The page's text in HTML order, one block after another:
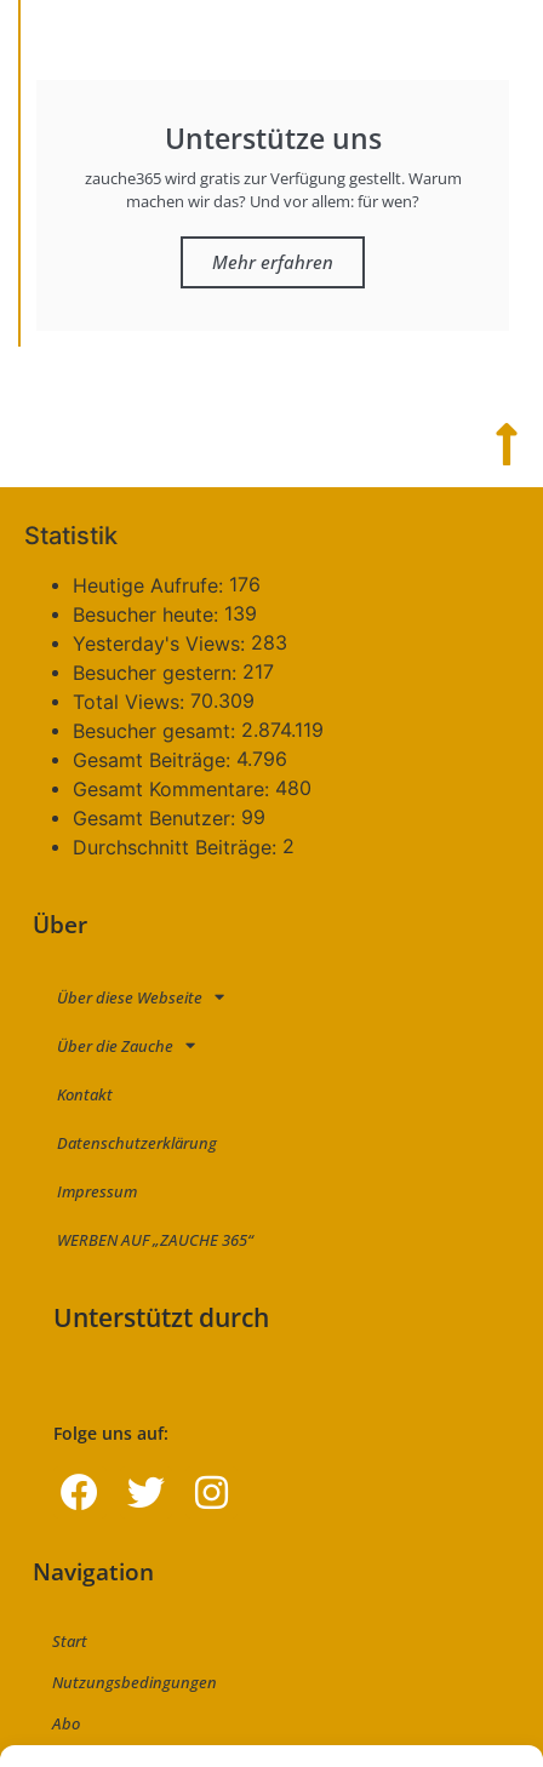
Unterstütze uns
zauche365 wird gratis zur Verfügung gestellt. Warum
machen wir das? Und vor allem: für wen?
Mehr erfahren
Statistik
Heutige Aufrufe: 176
Besucher heute: 139
Yesterday's Views: 283
Besucher gestern: 217
Total Views: 70.309
Besucher gesamt: 2.874.119
Gesamt Beiträge: 4.796
Gesamt Kommentare: 480
Gesamt Benutzer: 99
Durchschnitt Beiträge: 2
Über
Über diese Webseite
Über die Zauche
Kontakt
Datenschutzerklärung
Impressum
WERBEN AUF „ZAUCHE 365“
Unterstützt durch
Folge uns auf:
Navigation
Start
Nutzungsbedingungen
Abo